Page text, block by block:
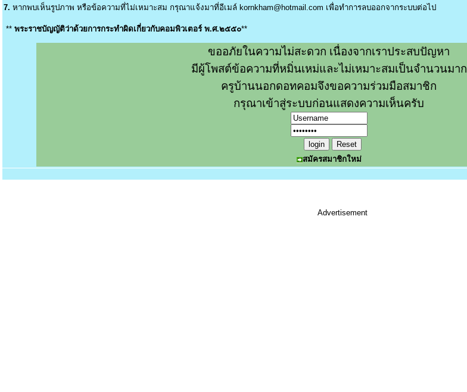
7. หากพบเห็นรูปภาพ หรือข้อความที่ไม่เหมาะสม กรุณาแจ้งมาที่อีเมล์ kornkham@hotmail.com เพื่อทำการลบออกจากระบบต่อไป
** พระราชบัญญัติว่าด้วยการกระทำผิดเกี่ยวกับคอมพิวเตอร์ พ.ศ.๒๕๕๐**
ขออภัยในความไม่สะดวก เนื่องจากเราประสบปัญหา
มีผู้โพสต์ข้อความที่หมิ่นเหม่และไม่เหมาะสมเป็นจำนวนมาก
ครูบ้านนอกดอทคอมจึงขอความร่วมมือสมาชิก
กรุณาเข้าสู่ระบบก่อนแสดงความเห็นครับ
สมัครสมาชิกใหม่
Advertisement